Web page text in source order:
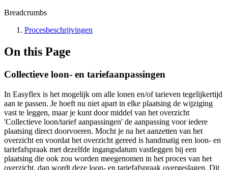
Breadcrumbs
Procesbeschrijvingen
On this Page
Collectieve loon- en tariefaanpassingen
In Easyflex is het mogelijk om alle lonen en/of tarieven tegelijkertijd
aan te passen. Je hoeft nu niet apart in elke plaatsing de wijziging
vast te leggen, maar je kunt door middel van het overzicht
'Collectieve loon/tarief aanpassingen' de aanpassing voor iedere
plaatsing direct doorvoeren. Mocht je na het aanzetten van het
overzicht en voordat het overzicht gereed is handmatig een loon- en
tariefafspraak met dezelfde ingangsdatum vastleggen bij een
plaatsing die ook zou worden meegenomen in het proces van het
overzicht, dan wordt deze loon- en tariefafspraak overgeslagen. Dit